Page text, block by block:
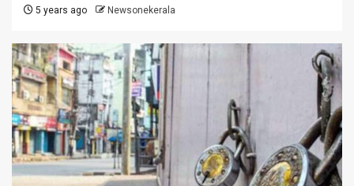
5 years ago Newsonekerala